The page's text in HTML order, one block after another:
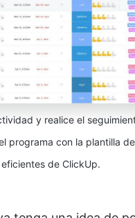
y realice el
programa con la plantilla
eficientes de ClickUp.